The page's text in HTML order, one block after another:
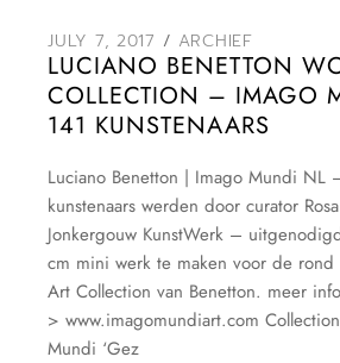
JULY 7, 2017 ARCHIEF
LUCIANO BENETTON
COLLECTION – IMAGO
141 KUNSTENAARS
Luciano Benetton | Imago Mundi NL
kunstenaars werden door curator
Jonkergouw KunstWerk –
cm mini werk te maken voor de
Art Collection van Benetton. meer
> www.imagomundiart.com
Mundi ‘Gez